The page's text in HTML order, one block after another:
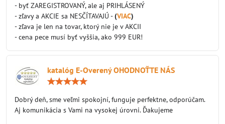
- byť ZAREGISTROVANÝ, ale aj PRIHLÁSENÝ
- zľavy a AKCIE sa NESČÍTAVAJÚ -(VIAC)
- zľava je len na tovar, ktorý nie je v AKCII
- cena pece musí byť vyššia, ako 999 EUR!
katalóg E-Overený OHODNOŤTE NÁS
5
Dobrý deň, sme veľmi spokojní, funguje perfektne, odporúčam.
Aj komunikácia s Vami na vysokej úrovni. Ďakujeme